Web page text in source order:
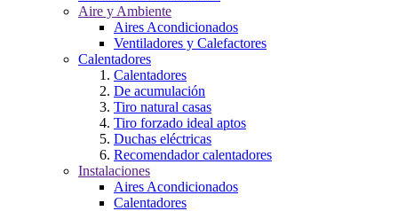
Aire y Ambiente
Aires Acondicionados
Ventiladores y Calefactores
Calentadores
Calentadores
De acumulación
Tiro natural casas
Tiro forzado ideal aptos
Duchas eléctricas
Recomendador calentadores
Instalaciones
Aires Acondicionados
Calentadores